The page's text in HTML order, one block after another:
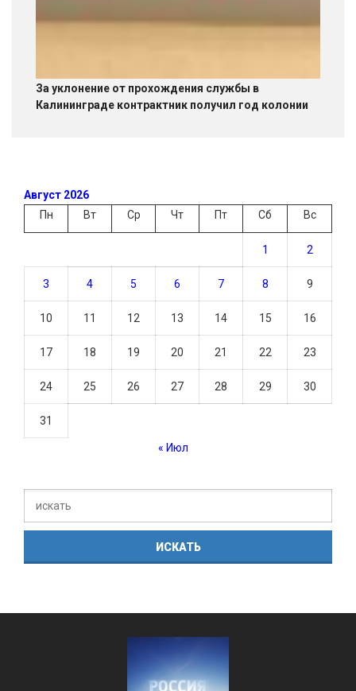
За уклонение от прохождения службы в
Калининграде контрактник получил год колонии
Август 2026
Пн
Вт Ср Чт Пт Сб Вс
1 2
3 4 5 6 7 8 9
10 11 12 13 14 15 16
17 18 19 20 21 22 23
24 25 26 27 28 29 30
31
« Июл